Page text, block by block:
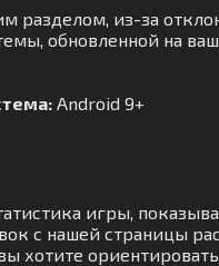
разделом, из-за
обновленной на
Android 9+
игры,
с нашей страницы
хотите